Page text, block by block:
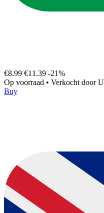
€8.99 €11.39 -21%
Op voorraad • Verkocht door
Buy